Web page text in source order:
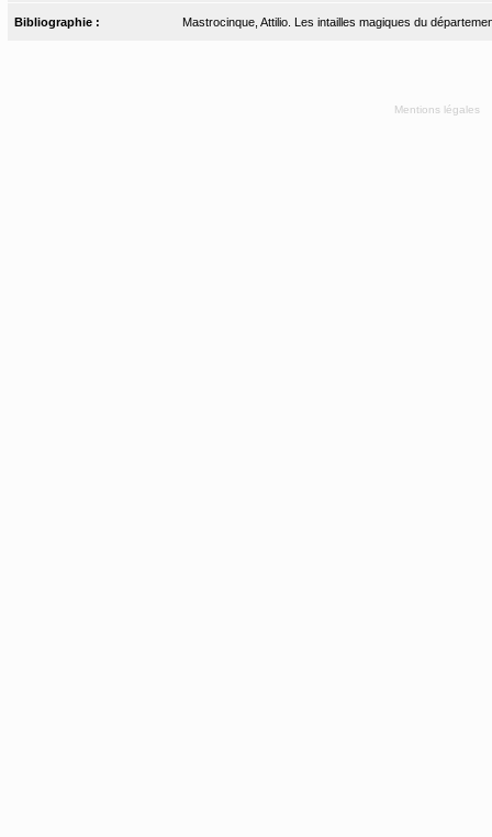
Bibliographie : Mastrocinque, Attilio. Les intailles magiques du
Mentions légales